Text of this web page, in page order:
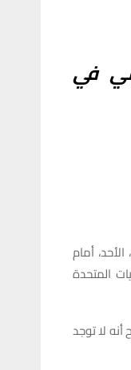
في
أمام
المتحدة
لا توجد